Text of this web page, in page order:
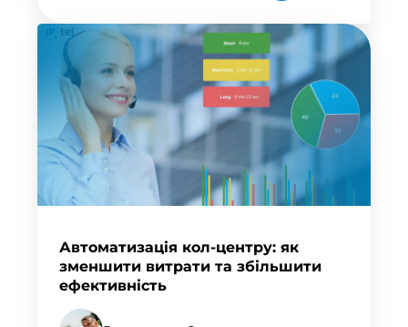
Автоматизація кол-центру: як
зменшити витрати та збільшити
ефективність